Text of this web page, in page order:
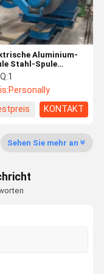
Aluminium-
Stahl-Spule
Maschine mit
50Hz Spannung
Abweichung
1
Personally
KONTAKT
Sehen Sie mehr an